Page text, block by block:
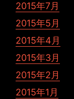
2015年7月
2015年5月
2015年4月
2015年3月
2015年2月
2015年1月